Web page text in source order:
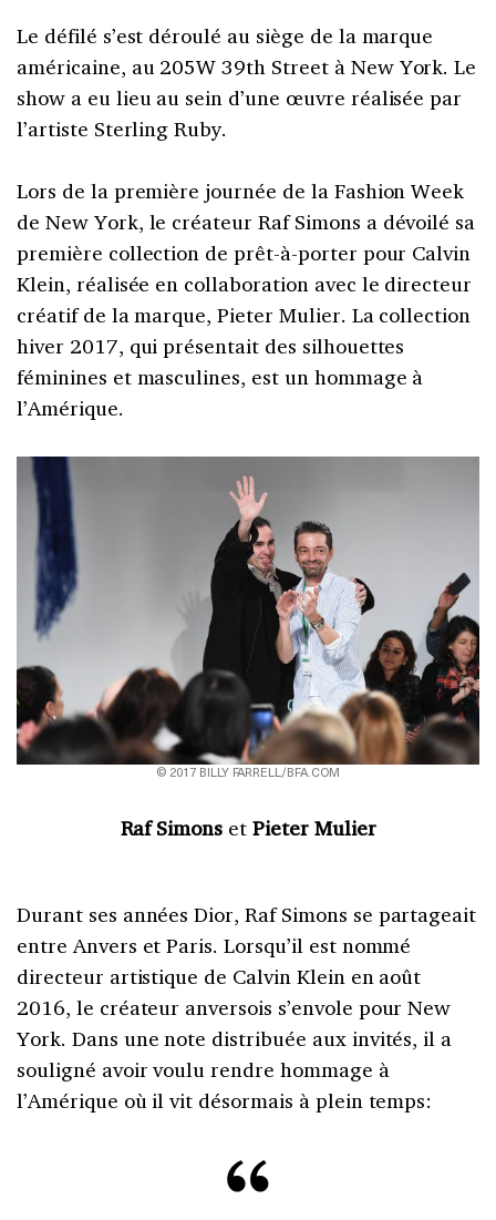
Le défilé s’est déroulé au siège de la marque
américaine, au 205W39th Street à New York. Le
show a eu lieu au sein d’une œuvre réalisée par
l’artiste Sterling Ruby.
Lors de la première journée de la Fashion Week
de New York, le créateur Raf Simons a dévoilé sa
première collection de prêt-à-porter pour Calvin
Klein, réalisée en collaboration avec le directeur
créatif de la marque, Pieter Mulier. La collection
hiver 2017, qui présentait des silhouettes
féminines et masculines, est un hommage à
l’Amérique.
© 2017 BILLY FARRELL/BFA.COM
Raf Simons et Pieter Mulier
Durant ses années Dior, Raf Simons se partageait
entre Anvers et Paris. Lorsqu’il est nommé
directeur artistique de Calvin Klein en août
2016, le créateur anversois s’envole pour New
York. Dans une note distribuée aux invités, il a
souligné avoir voulu rendre hommage à
l’Amérique où il vit désormais à plein temps: